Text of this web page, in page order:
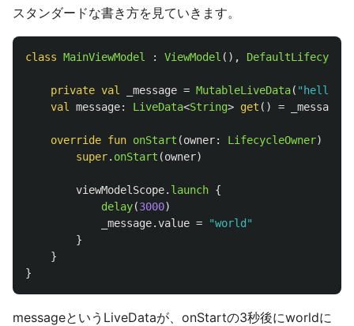
スタンダードな書き方を見ていきます。
class MainViewModel : ViewModel (),
private val _message = MutableLiveData( "hello"
val
message: LiveData<String> get () = _message
override fun onStart (owner: LifecycleOwner)
super. onStart (owner)
viewModelScope. launch {
delay(3000)
_message.value =
"world"
}
}
}
messageというLiveDataが、onStartの3秒後にworldに